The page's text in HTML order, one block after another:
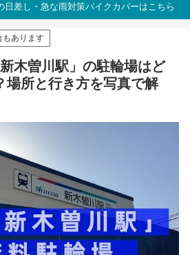
日差し・急な雨対策バイクカバーはこちら
もあります
新木曽川駅」の駐輪場はど
場所と行き方を写真で解